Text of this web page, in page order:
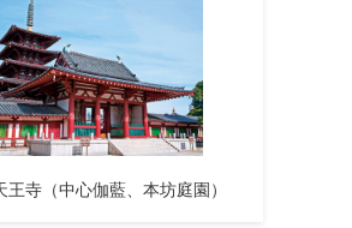
寺（中心伽藍、本坊庭園）